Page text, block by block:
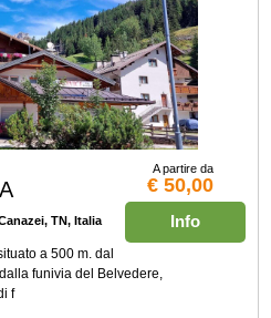
A partire da
€ 50,00
Info
TN, Italia
a 500 m. dal
funivia del Belvedere,
f